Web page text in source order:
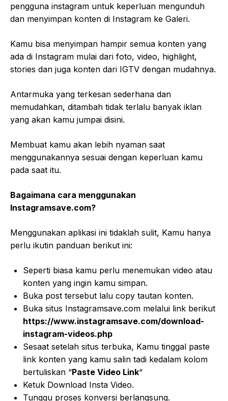
pengguna instagram untuk keperluan mengunduh
dan menyimpan konten di Instagram ke Galeri.
Kamu bisa menyimpan hampir semua konten yang
ada di Instagram mulai dari foto, video, highlight,
stories dan juga konten dari IGTV dengan mudahnya.
Antarmuka yang terkesan sederhana dan
memudahkan, ditambah tidak terlalu banyak iklan
yang akan kamu jumpai disini.
Membuat kamu akan lebih nyaman saat
menggunakannya sesuai dengan keperluan kamu
pada saat itu.
Bagaimana cara menggunakan
Instagramsave.com?
Menggunakan aplikasi ini tidaklah sulit, Kamu hanya
perlu ikutin panduan berikut ini:
Seperti biasa kamu perlu menemukan video atau
konten yang ingin kamu simpan.
Buka post tersebut lalu copy tautan konten.
Buka situs Instagramsave.com melalui link berikut
https://www.instagramsave.com/download-
instagram-videos.php
Sesaat setelah situs terbuka, Kamu tinggal paste
link konten yang kamu salin tadi kedalam kolom
bertuliskan “Paste Video Link“
Ketuk Download Insta Video.
Tunggu proses konversi berlangsung.